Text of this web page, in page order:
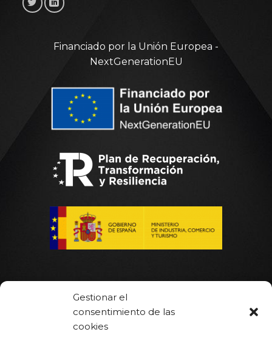
Gestionar el
consentimiento de las
cookies
Financiado por la Unión Europea -
NextGenerationEU